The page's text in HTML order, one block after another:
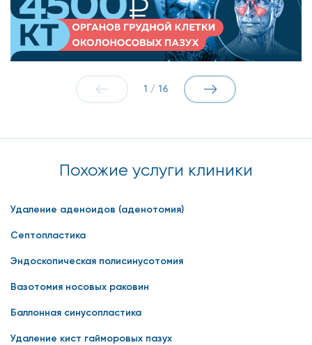
1 / 16
Похожие услуги клиники
Удаление аденоидов (аденотомия)
Септопластика
Эндоскопическая полисинусотомия
Вазотомия носовых раковин
Баллонная синусопластика
Удаление кист гайморовых пазух